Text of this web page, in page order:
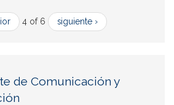
4 of 6 siguiente ›
de Comunicación y